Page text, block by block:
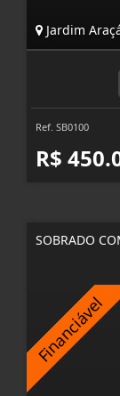
Jardim
Ref. SB0100
R$
SOBRADO